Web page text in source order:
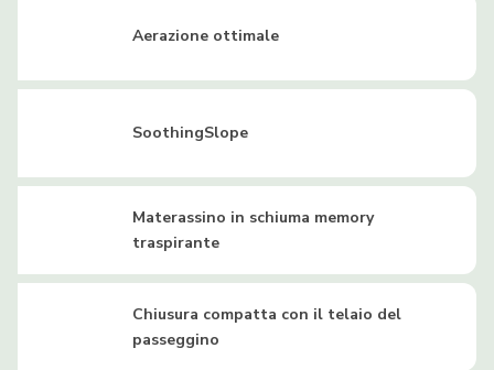
Aerazione ottimale
SoothingSlope
Materassino in schiuma memory
traspirante
Chiusura compatta con il telaio del
passeggino